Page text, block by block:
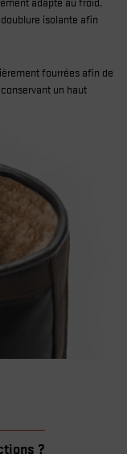
isolante afin
fourrées afin de
un haut
?